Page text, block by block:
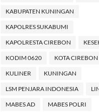
KABUPATEN KUNINGAN
KAPOLRES SUKABUMI
KAPOLRESTA CIREBON
KODIM 0620 KOTA CIREBON
KULINER KUNINGAN
LSM PENJARA INDONESIA
MABES AD MABES POLRI